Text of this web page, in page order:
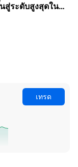
สู่ระดับสูงสุดใน
าเงินดอลลาร์
มหวังในข้อตกลง
เทรด